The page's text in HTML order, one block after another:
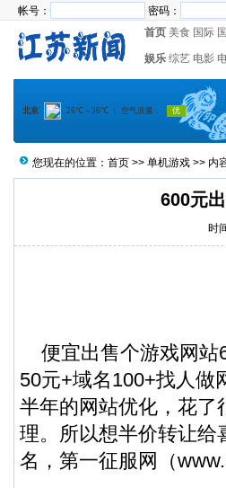
帐号： 密码：
首页 美食 国际
娱乐 综艺 电影
您现在的位置： 首页 >> 单机游戏 >> 内
600元
时
便宜出售个游戏网站
50元+域名100+找人做
半年的网站优化，花了
理。所以想半价转让给
名，第一征服网（